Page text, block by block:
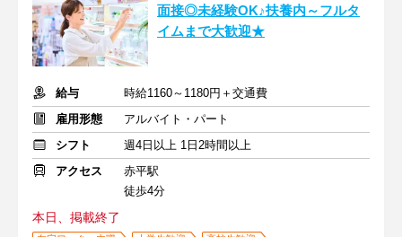
面接◎未経験OK♪扶養内～フルタ
イムまで大歓迎★
給与
時給1160～1180円＋交通費
雇用形態
アルバイト・パート
シフト
週4日以上 1日2時間以上
アクセス
赤平駅
徒歩4分
本日、掲載終了